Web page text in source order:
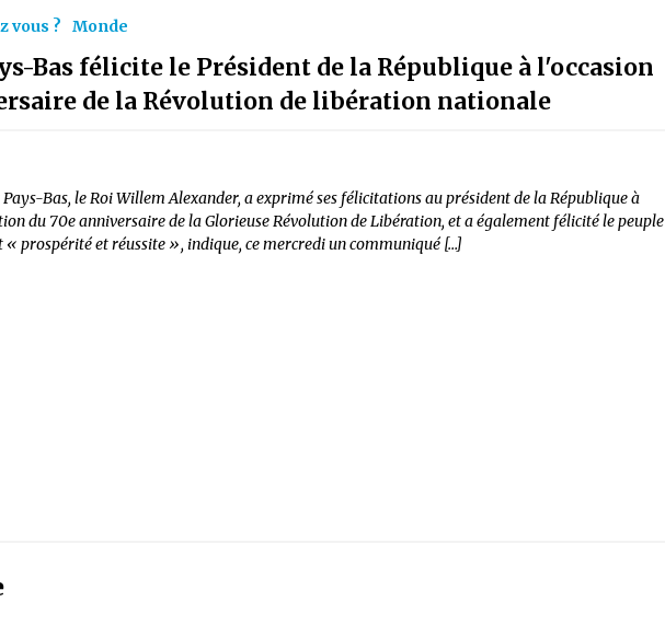
vous ? Monde
Bas félicite le Président de la République à l'occasion
de la Révolution de libération nationale
Bas, le Roi Willem Alexander, a exprimé ses félicitations au président de la République à
du 70e anniversaire de la Glorieuse Révolution de Libération, et a également félicité le peuple
prospérité et réussite », indique, ce mercredi un communiqué […]